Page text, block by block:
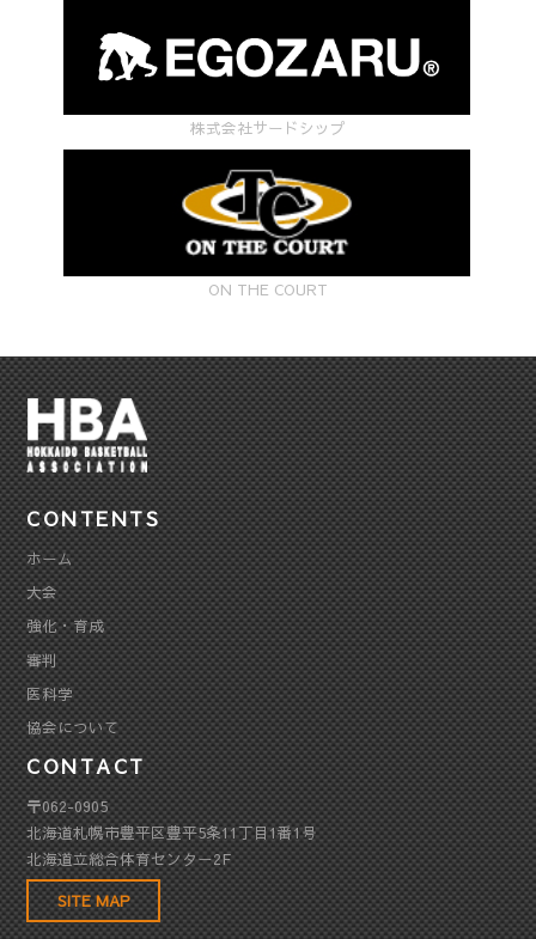
株式会社サードシップ
ON THE COURT
CONTENTS
ホーム
大会
強化・育成
審判
医科学
協会について
CONTACT
〒062-0905
北海道札幌市豊平区豊平5条11丁目1番1号
北海道立総合体育センター2F
SITE MAP